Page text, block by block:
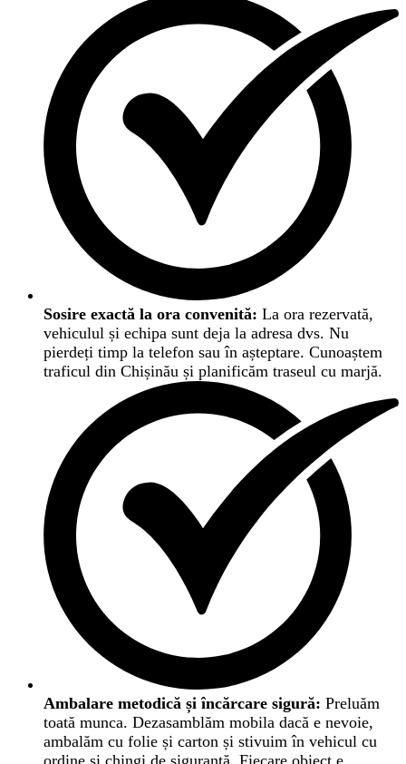
Sosire exactă la ora convenită: La ora rezervată,
vehiculul și echipa sunt deja la adresa dvs. Nu
pierdeți timp la telefon sau în așteptare. Cunoaștem
traficul din Chișinău și planificăm traseul cu marjă.
Ambalare metodică și încărcare sigură: Preluăm
toată munca. Dezasamblăm mobila dacă e nevoie,
ambalăm cu folie și carton și stivuim în vehicul cu